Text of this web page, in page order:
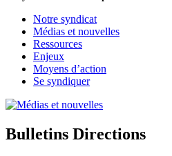
Notre syndicat
Médias et nouvelles
Ressources
Enjeux
Moyens d’action
Se syndiquer
Bulletins Directions